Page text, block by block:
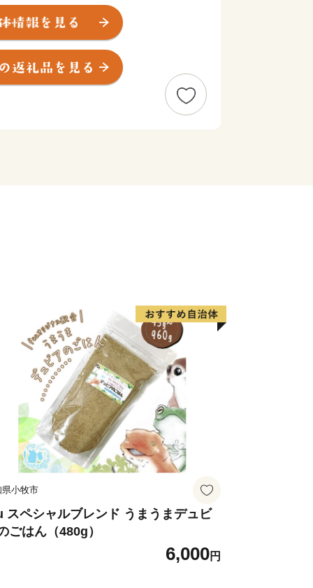
ており、
挟まれています。
鉄道・道路ともに交通アクセスも良
ると言われています。
が盛んだった吉川には、
路や小川が各所に流れていました。
物の住みかとなり、
ころでその姿を見ることができたそ
ず捕りは娯楽であり、
迎されるという一石二鳥の遊び相手
化が、
るゆえんとなっています。
小牧市
スペシャルブレンド うまうまデュビ
ごはん（480g）
6,000円